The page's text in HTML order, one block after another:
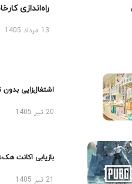
راه‌اندازی
13 مرداد 1405
اشتغال‌زایی بدون
20 تیر 1405
بازیابی اکانت